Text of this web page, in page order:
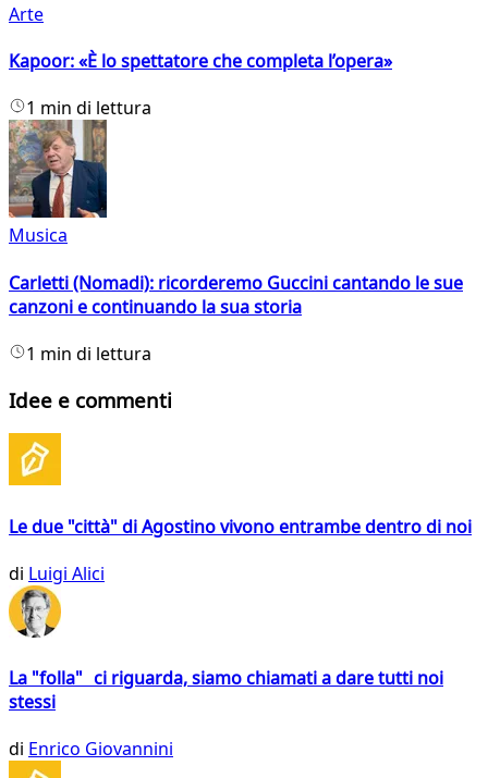
Arte
Kapoor: «È lo spettatore che completa l’opera»
1 min di lettura
Musica
Carletti (Nomadi): ricorderemo Guccini cantando le sue
canzoni e continuando la sua storia
1 min di lettura
Idee e commenti
Le due "città" di Agostino vivono entrambe dentro di noi
di Luigi Alici
La "folla" ci riguarda, siamo chiamati a dare tutti noi
stessi
di Enrico Giovannini